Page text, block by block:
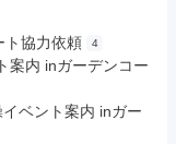
ト協力依頼 4
案内 inガーデンコー
ベント案内 inガー